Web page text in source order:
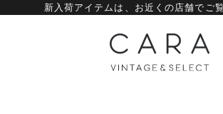
新入荷アイテムは、 お近くの店舗でご
CARA vintage&select